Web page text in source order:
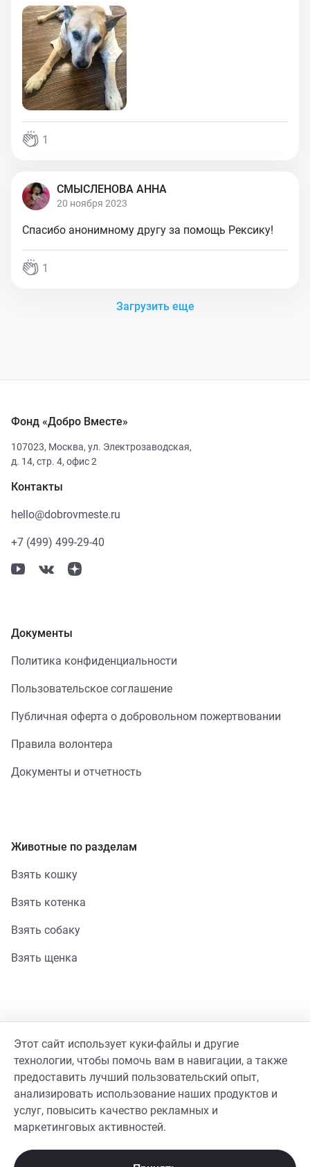
1
СМЫСЛЕНОВА АННА
20 ноября 2023
Спасибо анонимному другу за помощь Рексику!
1
Загрузить еще
Фонд «Добро Вместе»
107023, Москва, ул. Электрозаводская,
д. 14, стр. 4, офис 2
Контакты
hello@dobrovmeste.ru
+7 (499) 499-29-40
Документы
Политика конфиденциальности
Пользовательское соглашение
Публичная оферта о добровольном пожертвовании
Правила волонтера
Документы и отчетность
Животные по разделам
Взять кошку
Взять котенка
Взять собаку
Взять щенка
Стать волонтером
Гайд волонтера
Реквизиты фонда
Этот сайт использует куки-файлы и другие
технологии, чтобы помочь вам в навигации, а также
предоставить лучший пользовательский опыт,
анализировать использование наших продуктов и
услуг, повысить качество рекламных и
маркетинговых активностей.